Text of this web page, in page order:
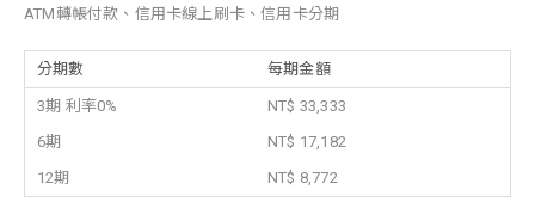
ATM轉帳付款、信用卡線上刷卡、信用卡分期
分期數 每期金額
3期 利率0%
NT$ 33,333
6期
NT$ 17,182
12期
NT$ 8,772